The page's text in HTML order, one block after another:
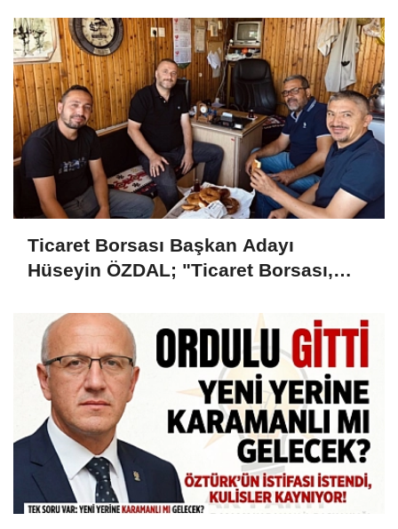
Ticaret Borsası Başkan Adayı
Hüseyin ÖZDAL; "Ticaret Borsası,
Güçlüdür"